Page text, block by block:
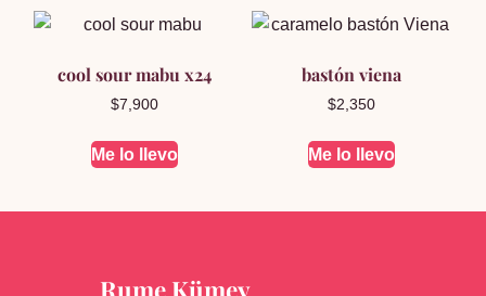
cool sour mabu x24
$7,900
Me lo llevo
bastón viena
$2,350
Me lo llevo
Rume Kümey